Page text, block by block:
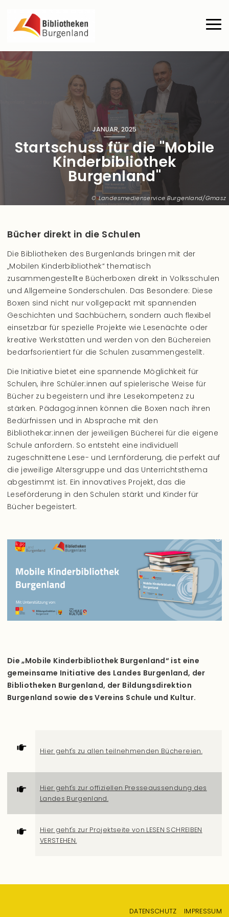
Landesmedienservice Burgenland/Gmasz
JANUAR, 2025
Startschuss für die "Mobile
Kinderbibliothek
Burgenland"
Bücher direkt in die Schulen
Die Bibliotheken des Burgenlands bringen mit der
„Mobilen Kinderbibliothek“ thematisch
zusammengestellte Bücherboxen direkt in Volksschulen
und Allgemeine Sonderschulen. Das Besondere: Diese
Boxen sind nicht nur vollgepackt mit spannenden
Geschichten und Sachbüchern, sondern auch flexibel
einsetzbar für spezielle Projekte wie Lesenächte oder
kreative Werkstätten und werden von den Büchereien
bedarfsorientiert für die Schulen zusammengestellt.
Die Initiative bietet eine spannende Möglichkeit für
Schulen, ihre Schüler:innen auf spielerische Weise für
Bücher zu begeistern und ihre Lesekompetenz zu
stärken. Pädagog:innen können die Boxen nach ihren
Bedürfnissen und in Absprache mit den
Bibliothekar:innen der jeweiligen Bücherei für die eigene
Schule anfordern. So entsteht eine individuell
zugeschnittene Lese- und Lernförderung, die perfekt auf
die jeweilige Altersgruppe und das Unterrichtsthema
abgestimmt ist. Ein innovatives Projekt, das die
Leseförderung in den Schulen stärkt und Kinder für
Bücher begeistert.
Die „Mobile Kinderbibliothek Burgenland“ ist eine
gemeinsame Initiative des Landes Burgenland, der
Bibliotheken Burgenland, der Bildungsdirektion
Burgenland sowie des Vereins Schule und Kultur.
Hier geht's zu allen teilnehmenden Büchereien.
Hier geht's zur offiziellen Presseaussendung des
Landes Burgenland.
Hier geht's zur Projektseite von LESEN SCHREIBEN
VERSTEHEN.
DATENSCHUTZ IMPRESSUM